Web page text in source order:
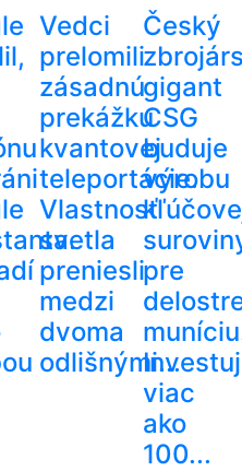
Vedci
prelomili
zásadnú
prekážku
kvantovej
teleportácie.
Vlastnosť
svetla
preniesli
medzi
dvoma
odlišnými...
Český
gigant
CSG
buduje
výrobu
pre
viac
ako
100...